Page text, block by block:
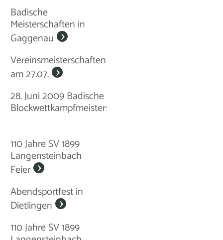
Badische
Meisterschaften in
Gaggenau
Vereinsmeisterschaften
am 27.07.
28. Juni 2009 Badische
Blockwettkampfmeisterschaften
110 Jahre SV 1899
Langensteinbach
Feier
Abendsportfest in
Dietlingen
110 Jahre SV 1899